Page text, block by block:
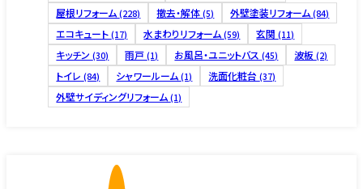
屋根リフォーム(228) 撤去・解体(5) 外壁塗装リフォーム(84)
エコキュート(17) 水まわりリフォーム(59) 玄関(11)
キッチン(30) 雨戸(1) お風呂・ユニットバス(45) 波板(2)
トイレ(84) シャワールーム(1) 洗面化粧台(37)
外壁サイディングリフォーム(1)